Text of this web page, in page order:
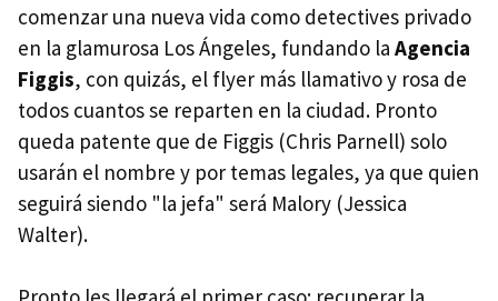
comenzar una nueva vida como detectives privado
en la glamurosa Los Ángeles, fundando la Agencia
Figgis, con quizás, el flyer más llamativo y rosa de
todos cuantos se reparten en la ciudad. Pronto
queda patente que de Figgis (Chris Parnell) solo
usarán el nombre y por temas legales, ya que quien
seguirá siendo "la jefa" será Malory (Jessica
Walter).